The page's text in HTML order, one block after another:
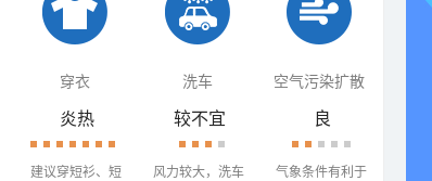
穿衣 洗车 空气污染扩散
炎热
建议穿短衫、短
较不宜
风力较大，洗车
良
气象条件有利于